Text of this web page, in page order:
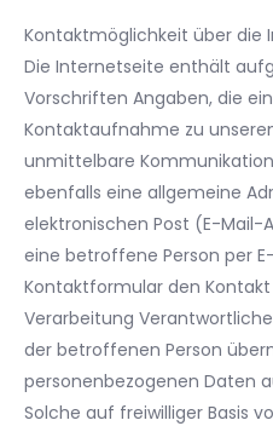
Kontaktmöglichkeit über die
Die Internetseite enthält
Vorschriften Angaben, die
Kontaktaufnahme zu
unmittelbare
ebenfalls eine allgemeine
elektronischen Post (E-Mail-
eine betroffene Person per
Kontaktformular den
Verarbeitung
der betroffenen Person
personenbezogenen Daten
Solche auf freiwilliger Basis